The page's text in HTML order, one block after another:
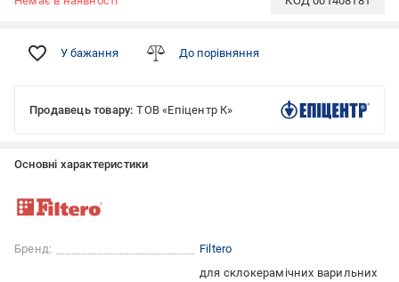
У бажання До порівняння
Продавець товару: ТОВ «Епіцентр К»
Основні характеристики
Бренд: Filtero
для склокерамічних варильних